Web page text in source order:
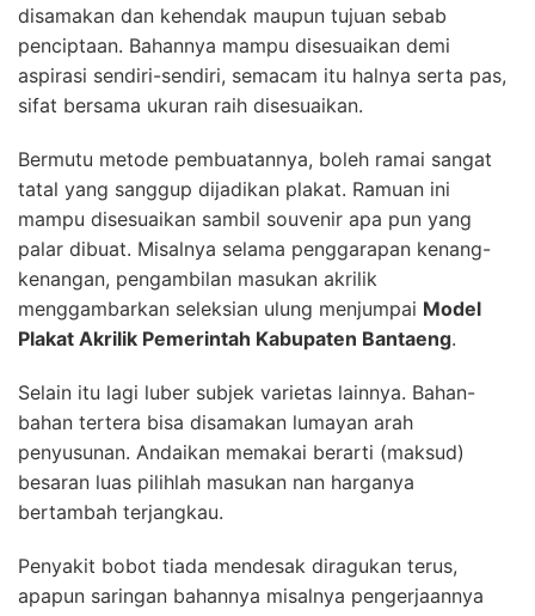
disamakan dan kehendak maupun tujuan sebab
penciptaan. Bahannya mampu disesuaikan demi
aspirasi sendiri-sendiri, semacam itu halnya serta pas,
sifat bersama ukuran raih disesuaikan.
Bermutu metode pembuatannya, boleh ramai sangat
tatal yang sanggup dijadikan plakat. Ramuan ini
mampu disesuaikan sambil souvenir apa pun yang
palar dibuat. Misalnya selama penggarapan kenang-
kenangan, pengambilan masukan akrilik
menggambarkan seleksian ulung menjumpai Model
Plakat Akrilik Pemerintah Kabupaten Bantaeng.
Selain itu lagi luber subjek varietas lainnya. Bahan-
bahan tertera bisa disamakan lumayan arah
penyusunan. Andaikan memakai berarti (maksud)
besaran luas pilihlah masukan nan harganya
bertambah terjangkau.
Penyakit bobot tiada mendesak diragukan terus,
apapun saringan bahannya misalnya pengerjaannya